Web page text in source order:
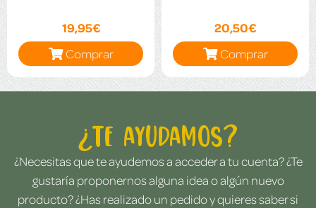
19,95€
Comprar
20,50€
Comprar
¿Te ayudamos?
¿Necesitas que te ayudemos a acceder a tu cuenta? ¿Te
gustaría proponernos alguna idea o algún nuevo
producto? ¿Has realizado un pedido y quieres saber si